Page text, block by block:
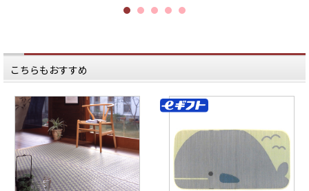
地域でものづくりはうまくいきませ
です。
さて、そんなIN STYLEで取り扱うい
草の
品質は、安価な海外製の製品などと
どのように”違う”のでしょうか…?
*****
日本いいもの屋公式LINEはじめまし
た。
友達登録で５００円OFFクーポンを
プレゼント！
▽友だち登録はコチラから▽
@iimonoya
*****
す。
心地よく過ごすことができます。
柄。
シンプルでクラシックなものから、
モダンで華やかなデザインまで個性
え、い草のラグでこんなデザインが
あるの！？
と驚かれるかもしれません。
畳でなく「ラグ」
だからこそかもしれませんね。
こちらもおすすめ